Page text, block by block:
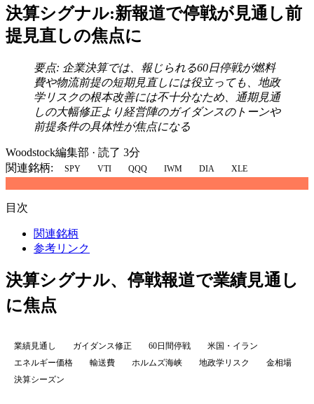
決算シグナル:新報道で停戦が見通し前
提見直しの焦点に
要点: 企業決算では、報じられる60日停戦が燃料
費や物流前提の短期見直しには役立っても、地政
学リスクの根本改善には不十分なため、通期見通
しの大幅修正より経営陣のガイダンスのトーンや
前提条件の具体性が焦点になる
Woodstock編集部 · 読了 3分
関連銘柄:
SPY VTI QQQ IWM DIA XLE
目次
関連銘柄
参考リンク
決算シグナル、停戦報道で業績見通し
に焦点
業績見通し ガイダンス修正 60日間停戦
米国・イラン
エネルギー価格
輸送費 ホルムズ海峡 地政学リスク
金相場
決算シーズン